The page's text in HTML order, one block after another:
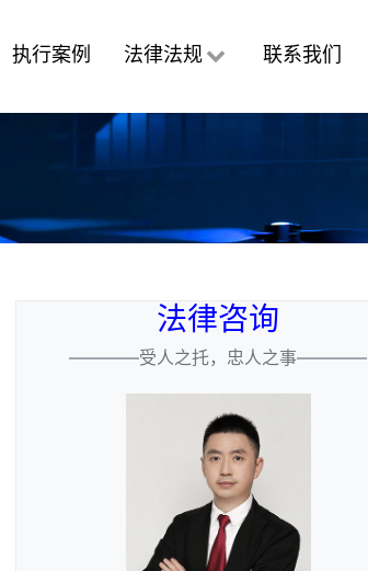
执行案例 法律法规 联系我们
法律咨询
————受人之托，忠人之事————